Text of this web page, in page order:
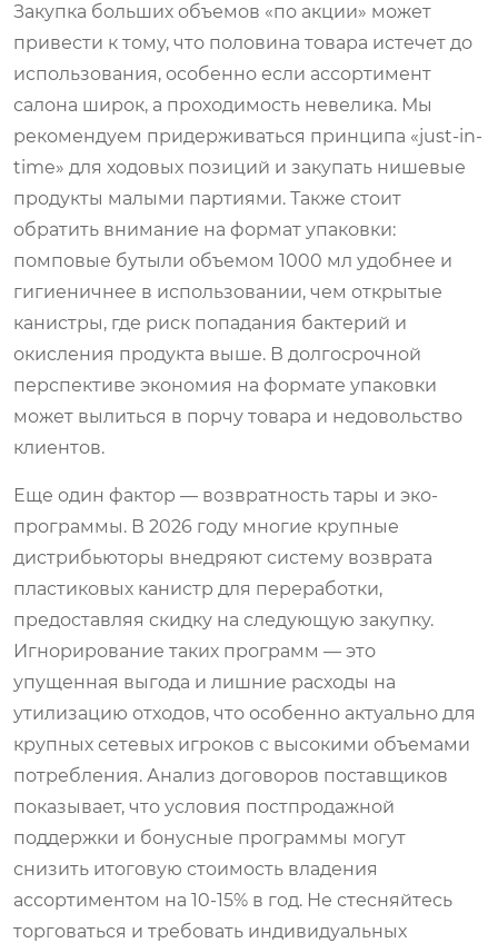
Закупка больших объемов «по акции» может
привести к тому, что половина товара истечет до
использования, особенно если ассортимент
салона широк, а проходимость невелика. Мы
рекомендуем придерживаться принципа «just-in-
time» для ходовых позиций и закупать нишевые
продукты малыми партиями. Также стоит
обратить внимание на формат упаковки:
помповые бутыли объемом 1000 мл удобнее и
гигиеничнее в использовании, чем открытые
канистры, где риск попадания бактерий и
окисления продукта выше. В долгосрочной
перспективе экономия на формате упаковки
может вылиться в порчу товара и недовольство
клиентов.
Еще один фактор — возвратность тары и эко-
программы. В 2026 году многие крупные
дистрибьюторы внедряют систему возврата
пластиковых канистр для переработки,
предоставляя скидку на следующую закупку.
Игнорирование таких программ — это
упущенная выгода и лишние расходы на
утилизацию отходов, что особенно актуально для
крупных сетевых игроков с высокими объемами
потребления. Анализ договоров поставщиков
показывает, что условия постпродажной
поддержки и бонусные программы могут
снизить итоговую стоимость владения
ассортиментом на 10-15% в год. Не стесняйтесь
торговаться и требовать индивидуальных